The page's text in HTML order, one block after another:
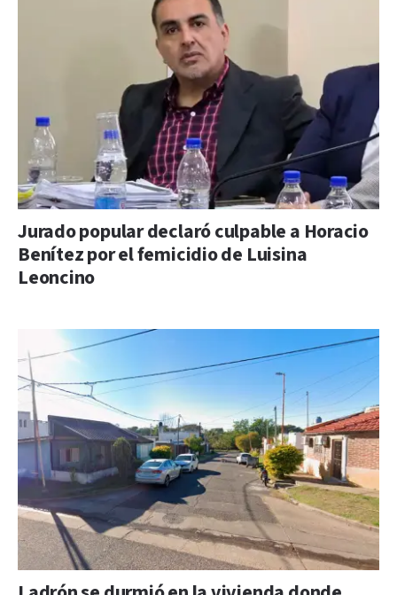
Jurado popular declaró culpable a Horacio
Benítez por el femicidio de Luisina
Leoncino